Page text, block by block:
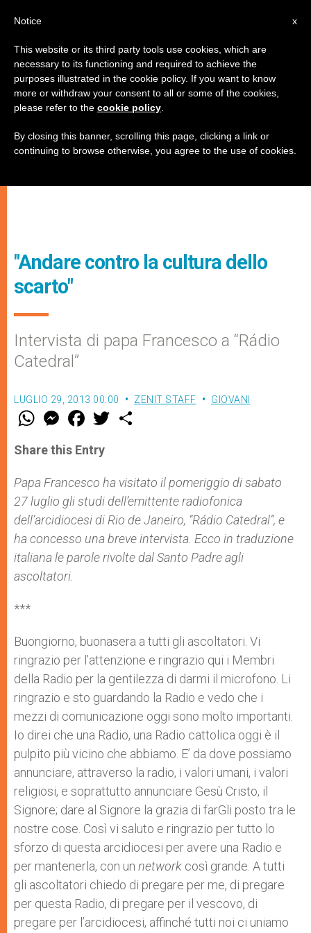
"Andare contro la cultura dello
scarto"
Intervista di papa Francesco a “Rádio
Catedral”
LUGLIO 29, 2013 00:00 ZENIT STAFF GIOVANI
W
t
s
p
p
M
e
s
e
g
e
r
F
a
e
b
o
k
w
r
Share this Entry
Papa Francesco ha visitato il pomeriggio disabato
27 luglio gli studi dell’emittente radiofonica
dell’arcidiocesi di Rio de Janeiro, “Rádio Catedral”, e
ha concesso una breve intervista. Ecco in traduzione
italiana le parole rivolte dal Santo Padre agli
ascoltatori.
***
Buongiorno, buonasera a tutti gli ascoltatori. Vi
ringrazio per l’attenzione e ringrazio qui i Membri
della Radio per la gentilezza di darmi il microfono. Li
ringrazio e sto guardando la Radio e vedo che i
mezzi di comunicazione oggi sono molto importanti.
Io direi che una Radio, una Radio cattolica oggi è il
pulpito più vicino che abbiamo. E’ da dove possiamo
annunciare, attraverso la radio, i valori umani, i valori
religiosi, e soprattutto annunciare Gesù Cristo, il
Signore; dare al Signore la grazia di farGli posto tra le
nostre cose. Così vi saluto e ringrazio per tutto lo
sforzo di questa arcidiocesi per avere una Radio e
per mantenerla, con un network così grande. A tutti
gli ascoltatori chiedo di pregare per me, di pregare
per questa Radio, di pregare per il vescovo, di
pregare per l’arcidiocesi, affinché tutti noi ci uniamo
x
Notice
This website or its third party tools use cookies, which are
necessary to its functioning and required to achieve the
purposes illustrated in the cookie policy. If you want to know
more or withdraw your consent to all or some of the cookies,
please refer to the cookie policy
By closing this banner, scrolling this page, clicking a link or
continuing to browse otherwise, you agree to the use of cookies.